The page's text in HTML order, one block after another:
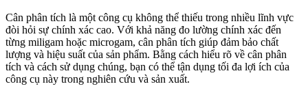
Cân phân tích là một công cụ không thể thiếu trong nhiều lĩnh vực
đòi hỏi sự chính xác cao. Với khả năng đo lường chính xác đến
từng miligam hoặc microgam, cân phân tích giúp đảm bảo chất
lượng và hiệu suất của sản phẩm. Bằng cách hiểu rõ về cân phân
tích và cách sử dụng chúng, bạn có thể tận dụng tối đa lợi ích của
công cụ này trong nghiên cứu và sản xuất.